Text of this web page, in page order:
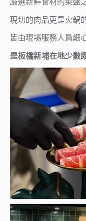
現切的肉品更是火鍋
皆由現場服務人員細
是板橋新埔在地少數